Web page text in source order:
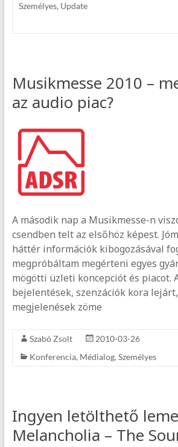
Személyes, Update
Musikmesse 2010 –
az audio piac?
A második nap a Musikmesse-n
csendben telt az elsőhöz képest.
háttér információk kibogozásával
megpróbáltam megérteni egyes
mögötti üzleti koncepciót és piacot.
bejelentések, szenzációk kora
megjelenések zöme
Szabó Zsolt
2010-03-26
Konferencia, Médialog, Személyes
Ingyen letölthető
Melancholia – The